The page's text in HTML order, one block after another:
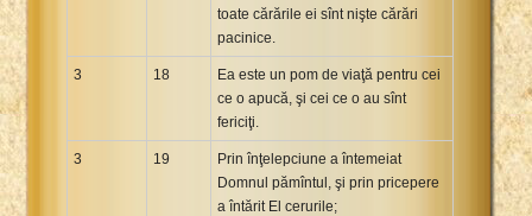
toate cărările ei sînt nişte cărări
pacinice.
3 18
Ea este un pom de viaţă pentru cei
ce o apucă, şi cei ce o au sînt
fericiţi.
3 19
Prin înţelepciune a întemeiat
Domnul pămîntul, şi prin pricepere
a întărit El cerurile;